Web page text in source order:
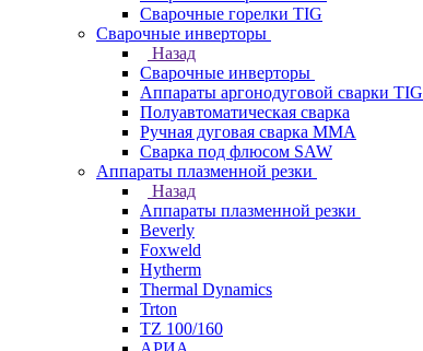
Сварочные горелки TIG
Сварочные инверторы
Назад
Сварочные инверторы
Аппараты аргонодуговой сварки TIG
Полуавтоматическая сварка
Ручная дуговая сварка MMA
Сварка под флюсом SAW
Аппараты плазменной резки
Назад
Аппараты плазменной резки
Beverly
Foxweld
Hytherm
Thermal Dynamics
Trton
TZ 100/160